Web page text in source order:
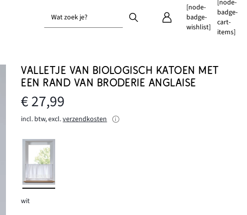
Wat zoek je?
[node-
badge-
wishlist]
[node-
badge-
cart-
items]
VALLETJE VAN BIOLOGISCH KATOEN MET
EEN RAND VAN BRODERIE ANGLAISE
€ 27,99
incl. btw, excl.verzendkosten
wit